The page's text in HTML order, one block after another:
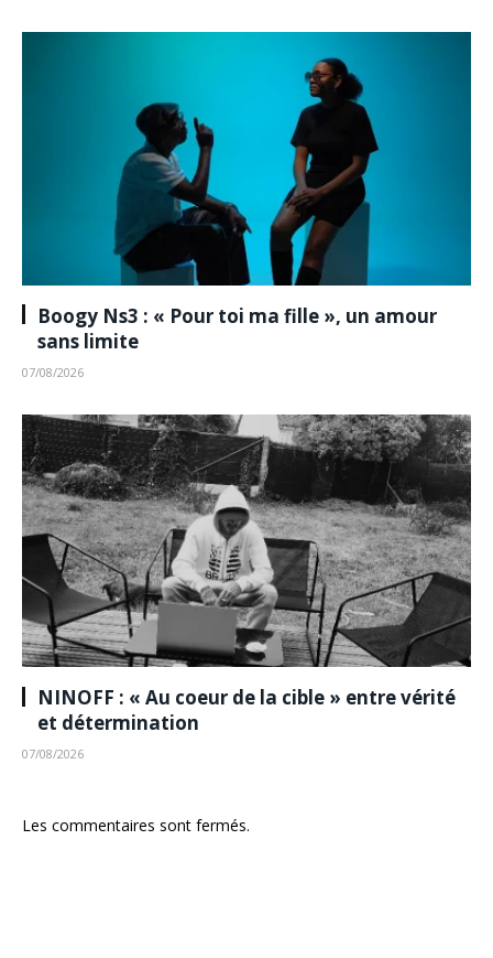
Boogy Ns3 : « Pour toi ma fille », un amour
sans limite
07/08/2026
NINOFF : « Au coeur de la cible » entre vérité
et détermination
07/08/2026
Les commentaires sont fermés.